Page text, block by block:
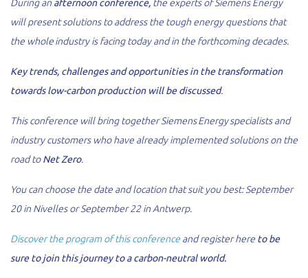
During an afternoon conference, the experts of Siemens Energy
will present solutions to address the tough energy questions that
the whole industry is facing today and in the forthcoming decades.
Key trends, challenges and opportunities in the transformation
towards low-carbon production will be discussed.
This conference will bring together Siemens Energy specialists and
industry customers who have already implemented solutions on the
road toNet Zero.
You can choose the date and location that suit you best: September
20 in Nivelles or September 22 in Antwerp.
Discover the program of this conference and register here to be
sure to join this journey to a carbon-neutral world.